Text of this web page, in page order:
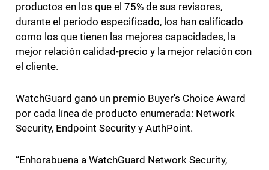
productos en los que el 75% de sus revisores,
durante el periodo especificado, los han calificado
como los que tienen las mejores capacidades, la
mejor relación calidad-precio y la mejor relación con
el cliente.
WatchGuard ganó un premio Buyer's Choice Award
por cada línea de producto enumerada: Network
Security, Endpoint Security y AuthPoint.
“Enhorabuena a WatchGuard Network Security,